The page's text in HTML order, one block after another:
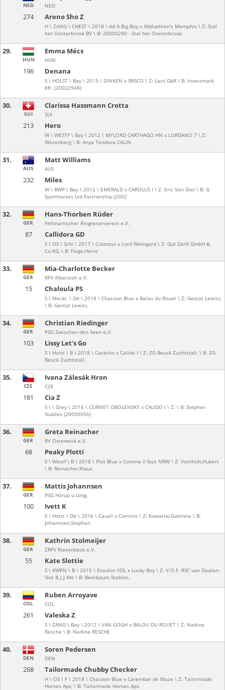
274 Areno Sho Z
H \ ZANG \ CHEST \ 2018 \ Ad A Big Boy x Albfuehren's Memphis \ Z: Stal
het Oosterbrook BV \ B: 20000290 - Stal het Oosterbrook
NED NED
29.
196 Denana
S \ HOLST \ Bay \ 2015 \ DINKEN x IBISCO \ Z: Lass GbR \ B: Investmark
Kft. (20022948)
HUN
Emma Mécs
HUN
30.
213 Hero
W \ WESTF \ Bay \ 2012 \ MYLORD CARTHAGO HN x LORDANO 7 \ Z:
Wezenberg \ B: Anya Teodora CALIN
SUI
Clarissa Hassmann Crotta
SUI
31.
232 Miles
W \ BWP \ Bay \ 2012 \ EMERALD x CAROLUS I \ Z: Eric Van Giel \ B: G
Sporthorses Ltd Partnership (2002
AUS
Matt Williams
AUS
32.
87 Callidora GD
S \ OS \ Schi \ 2017 \ Colestus x Lord Weingard \ Z: Gut Darß GmbH &
Co.KG, \ B: Fiege,Heinz
GER
Hans-Thorben Rüder
Fehmarnscher Ringreiterverein e.V.
33.
15 Chaloula PS
S \ Meckl. \ Db \ 2018 \ Chacoon Blue x Balou du Rouet \ Z: Gestüt Lewitz,
\ B: Gestüt Lewitz,
GER
Mia-Charlotte Becker
RFV Albersloh e.V.
34.
103 Lissy Let's Go
S \ Holst \ B \ 2018 \ Caracho x Calido I \ Z: ZG Beuck Zuchtstall, \ B: ZG
Beuck Zuchtstall,
GER
Christian Riedinger
PSG Zwischen den Seen e.V.
35.
181 Cia Z
S \ \ Grey \ 2016 \ CORNET OBOLENSKY x CALIDO I \ Z: \ B: Stephex
Stables (20000056)
CZE
Ivana Zálesák Hron
CZE
36.
68 Peaky Plotti
S \ Westf \ B \ 2018 \ Plot Blue x Comme il faut NRW \ Z: Vornholt,Hubert
\ B: Reinacher,Klaus
GER
Greta Reinacher
RV Osterwick e.V.
37.
100 Ivett K
S \ Holst \ Db \ 2016 \ Casall x Cormint \ Z: Kowalski,Gabriele \ B:
Johannsen,Stephan
GER
Mattis Johannsen
PSG Hörup u.Umg.
38.
55 Kate Slottie
S \ KWPN \ B \ 2015 \ Etoulon VDL x Lucky Boy \ Z: V.O.F. RSC van Daalen-
Slot & J.J.Me \ B: Beerbaum Stables,
GER
Kathrin Stolmeijer
ZRFV Riesenbeck e.V.
39.
261 Valeska Z
S \ ZANG \ Bay \ 2012 \ VAN GOGH x BALOU DU ROUET \ Z: Nadine
Resche \ B: Nadine RESCHE
COL
Ruben Arroyave
COL
40.
268 Tailormade Chubby Checker
H \ OS \ F \ 2018 \ Chacoon Blue x Carembar de Muze \ Z: Tailormade
Horses Aps, \ B: Tailormade Horses Aps,
DEN
Soren Pedersen
DEN